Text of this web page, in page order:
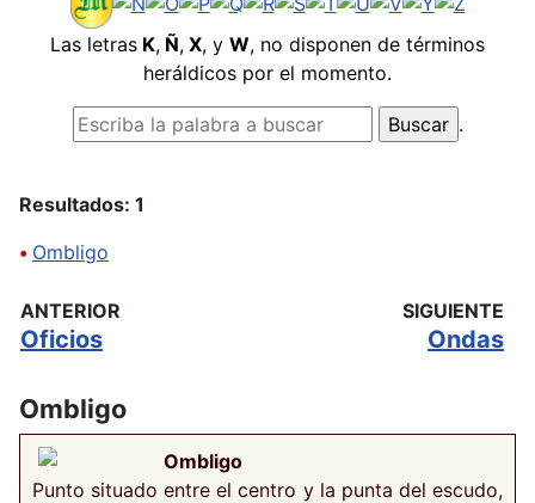
Las letras K, Ñ, X, y W, no disponen de términos
heráldicos por el momento.
.
Resultados: 1
• Ombligo
ANTERIOR
Oficios
SIGUIENTE
Ondas
Ombligo
Ombligo
Punto situado entre el centro y la punta del escudo,